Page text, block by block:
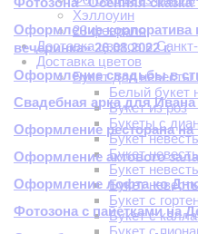
Хэллоуин
23 февраля
Доставка цветов в
Доставка цветов
Букет для невесты
Белый букет
Букет из роз
Букеты с
Букет
Букет
Букет
Букет
Букет с
Букет с
Букет с
Оформление корпоратива
вечеринка» 26.08.2022 г.
Оформление свадьбы в
Свадебная арка для Ивана
Оформление ресторана на
Оформление актового
Оформление лофта ко
Фотозона с пайетками на